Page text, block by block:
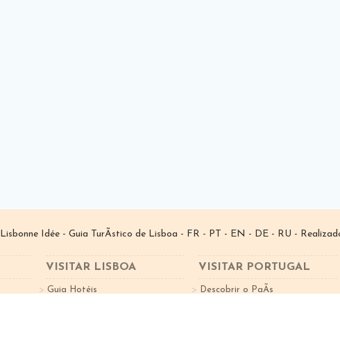
Lisbonne Idée - Guia TurÃ­stico de Lisboa - FR - PT - EN - DE - RU -
VISITAR LISBOA
Guia Hotéis
VISITAR PORTUGAL
Descobrir o PaÃ­s